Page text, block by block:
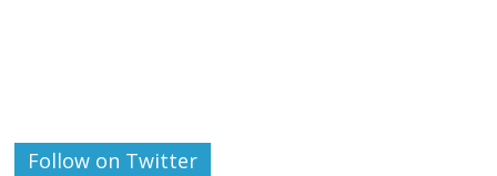
Follow on Twitter